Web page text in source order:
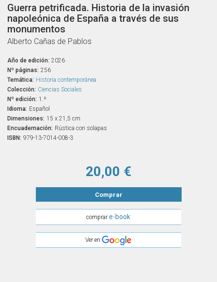
Guerra petrificada. Historia de la invasión
napoleónica de España a través de sus
monumentos
Alberto Cañas de Pablos
Año de edición: 2026
Nº páginas: 256
Temática: Historia contemporánea
Colección: Ciencias Sociales
Nº edición: 1.ª
Idioma: Español
Dimensiones: 15 x 21,5 cm
Encuadernación: Rústica con solapas
ISBN: 979-13-7014-008-3
20,00 €
Comprar
comprare-book
Ver en